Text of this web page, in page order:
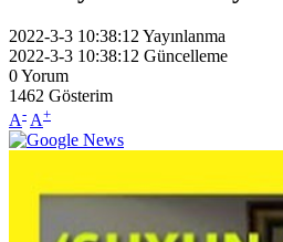
2022-3-3 10:38:12 Yayınlanma
2022-3-3 10:38:12 Güncelleme
0Yorum
1462 Gösterim
A- A+